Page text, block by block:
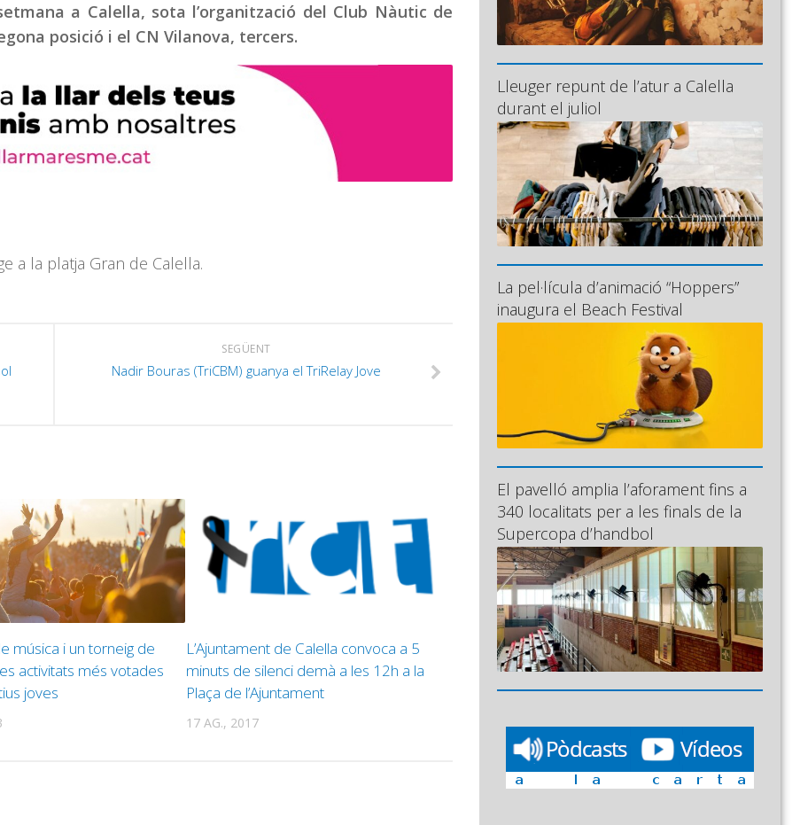
a Calella, sota l’organització del Club Nàutic de
posició i el CN Vilanova, tercers.
a la platja Gran de Calella.
SEGÜENT
Nadir Bouras (TriCBM) guanya el TriRelay Jove
música i un torneig de
activitats més votades
joves
L’Ajuntament de Calella convoca a 5
minuts de silenci demà a les 12h a la
Plaça de l’Ajuntament
17 AG., 2017
Lleuger repunt de l’atur a Calella
durant el juliol
La pel·lícula d’animació “Hoppers”
inaugura el Beach Festival
El pavelló amplia l’aforament fins a
340 localitats per a les finals de la
Supercopa d’handbol